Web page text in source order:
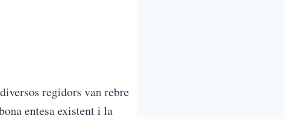
regidors van rebre
entesa existent i la